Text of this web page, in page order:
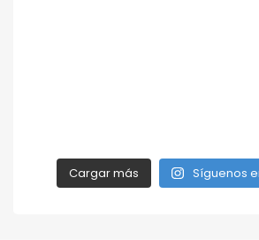
Cargar más Síguenos